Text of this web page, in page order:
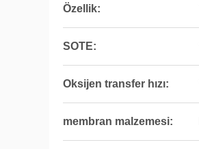
Özellik:
SOTE:
Oksijen transfer hızı:
membran malzemesi: